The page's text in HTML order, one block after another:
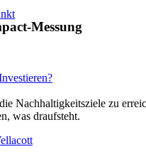
Messung
Nachhaltigkeitsziele zu
was draufsteht.